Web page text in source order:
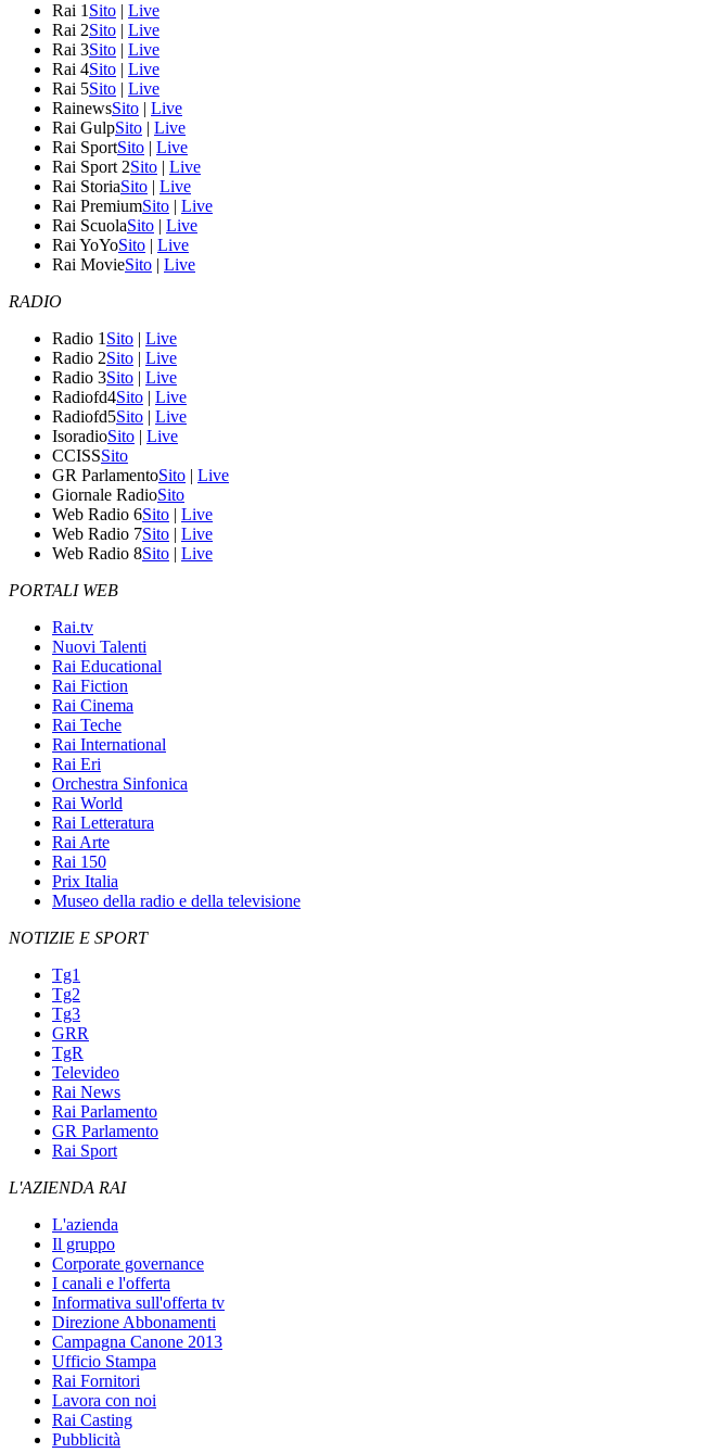
Rai 1 Sito | Live
Rai 2Sito | Live
Rai 3Sito | Live
Rai 4Sito | Live
Rai 5Sito | Live
RainewsSito | Live
Rai GulpSito | Live
Rai SportSito | Live
Rai Sport 2Sito | Live
Rai StoriaSito | Live
Rai PremiumSito | Live
Rai ScuolaSito | Live
Rai YoYoSito | Live
Rai MovieSito | Live
RADIO
Radio 1 Sito | Live
Radio 2Sito | Live
Radio 3Sito | Live
Radiofd4Sito | Live
Radiofd5Sito | Live
IsoradioSito | Live
CCISSSito
GR ParlamentoSito | Live
Giornale RadioSito
Web Radio 6Sito | Live
Web Radio 7Sito | Live
Web Radio 8Sito | Live
PORTALI WEB
Rai.tv
Nuovi Talenti
Rai Educational
Rai Fiction
Rai Cinema
Rai Teche
Rai International
Rai Eri
Orchestra Sinfonica
Rai World
Rai Letteratura
Rai Arte
Rai 150
Prix Italia
Museo della radio e della televisione
NOTIZIE E SPORT
Tg1
Tg2
Tg3
GRR
TgR
Televideo
Rai News
Rai Parlamento
GR Parlamento
Rai Sport
L'AZIENDA RAI
L'azienda
Il gruppo
Corporate governance
I canali e l'offerta
Informativa sull'offerta tv
Direzione Abbonamenti
Campagna Canone 2013
Ufficio Stampa
Rai Fornitori
Lavora con noi
Rai Casting
Pubblicità